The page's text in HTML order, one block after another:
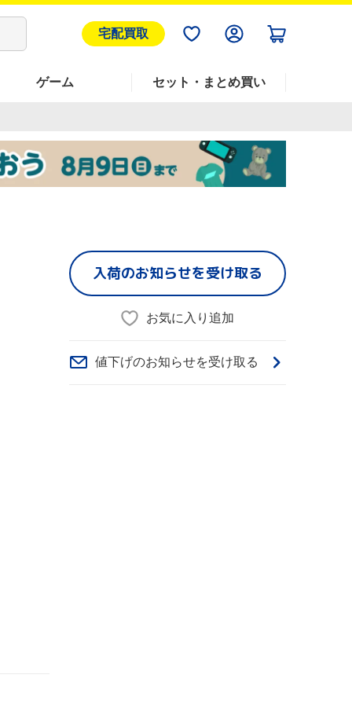
宅配買取
ゲーム セット・まとめ買い
入荷のお知らせを受け取る
お気に入り追加
値下げのお知らせを受け取る